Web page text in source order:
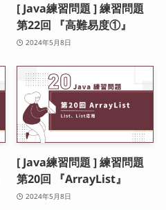
[ Java練習問題 ] 練習問題
第22回 『高難易度①』
2024年5月8日
[ Java練習問題 ] 練習問題
第20回 『ArrayList』
2024年5月8日